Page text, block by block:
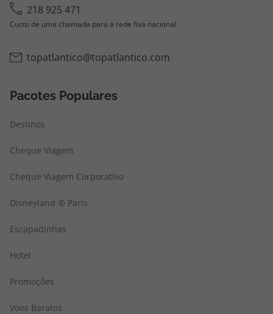
218 925 471
Custo de uma chamada para a rede fixa nacional
topatlantico@topatlantico.com
Pacotes Populares
Destinos
Cheque Viagem
Cheque Viagem Corporativo
Disneyland ® Paris
Escapadinhas
Hotel
Promoções
Voos Baratos